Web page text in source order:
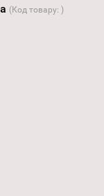
(Код товару: )